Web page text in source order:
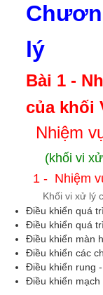
lý
Bài 1 -
của khối
Nhiệm
(khối vi xử
1 - Nhiệm
Khối vi xử lý
Điều khiển quá
Điều khiển quá
Điều khiển màn
Điều khiển các
Điều khiển rung
Điều khiển mạch